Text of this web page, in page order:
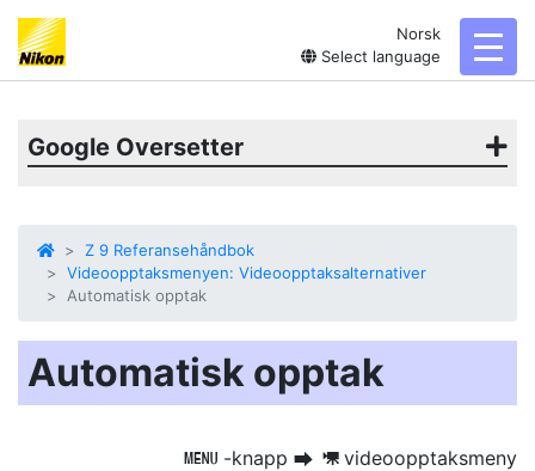
Norsk
Select language
Google Oversetter
Z 9 Referansehåndbok
Videoopptaksmenyen: Videoopptaksalternativer
Automatisk opptak
Automatisk opptak
G -knapp U 1 videoopptaksmeny